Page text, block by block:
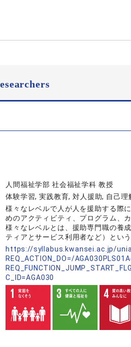
人間福祉学部 社会福祉学科 教授
体験学習, 実践教育, 対人援助, 自己理
様々なレベルで人が人を援助する際
めのアクティビティ、プログラム、
様々なレベルとは、援助専門職の養
ティアとサービス利用者など）とい
https://syllabus.kwansei.ac.jp/
REQ_ACTION_DO=/
C_ID=AGA030